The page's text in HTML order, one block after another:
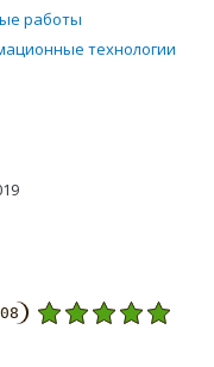
работы
технологии
08